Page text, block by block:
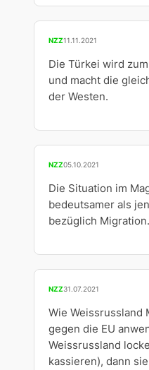
NZZ11.11.2021
Die Türkei wird
und macht die
der Westen.
NZZ05.10.2021
Die Situation im
bedeutsamer als
bezüglich Migration.
NZZ31.07.2021
Wie Weissrussland
gegen die EU
Weissrussland
kassieren), dann